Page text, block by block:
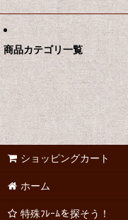
商品カテゴリ一覧
ショッピングカート
ホーム
特殊ﾌﾚｰﾑを探そう！